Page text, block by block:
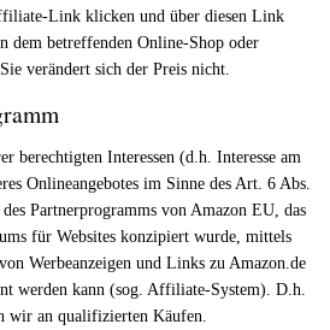
Link klicken und über diesen Link
dem betreffenden Online-Shop oder
verändert sich der Preis nicht.
berechtigten Interessen (d.h. Interesse am
Onlineangebotes im Sinne des Art. 6 Abs.
Partnerprogramms von Amazon EU, das
für Websites konzipiert wurde, mittels
Werbeanzeigen und Links zu Amazon.de
werden kann (sog. Affiliate-System). D.h.
wir an qualifizierten Käufen.